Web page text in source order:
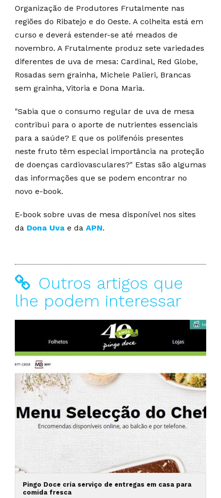
Organização de Produtores Frutalmente nas
regiões do Ribatejo e do Oeste. A colheita está em
curso e deverá estender-se até meados de
novembro. A Frutalmente produz sete variedades
diferentes de uva de mesa: Cardinal, Red Globe,
Rosadas sem grainha, Michele Palieri, Brancas
sem grainha, Vitoria e Dona Maria.
"Sabia que o consumo regular de uva de mesa
contribui para o aporte de nutrientes essenciais
para a saúde? E que os polifenóis presentes
neste fruto têm especial importância na proteção
de doenças cardiovasculares?" Estas são algumas
das informações que se podem encontrar no
novo e-book.
E-book sobre uvas de mesa disponível nos sites
da Dona Uva e da APN.
Outros artigos que
lhe podem interessar
Pingo Doce cria serviço de entregas em casa para
comida fresca